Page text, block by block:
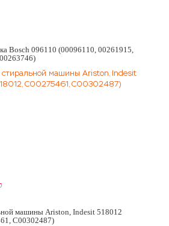
Bosch 096110 (00096110, 00261915,
машины Ariston, Indesit 518012
C00302487)